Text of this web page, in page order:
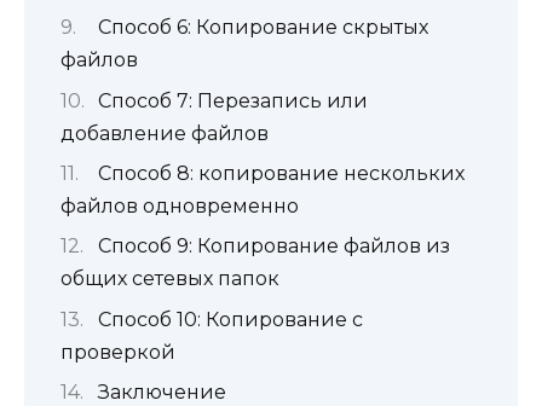
Способ 6: Копирование скрытых
файлов
Способ 7: Перезапись или
добавление файлов
Способ 8: копирование нескольких
файлов одновременно
Способ 9: Копирование файлов из
общих сетевых папок
Способ 10: Копирование с
проверкой
Заключение